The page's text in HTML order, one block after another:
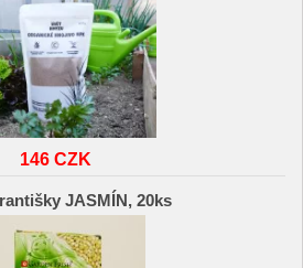
146 CZK
JASMÍN, 20ks